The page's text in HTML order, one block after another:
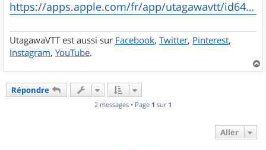
a
g
https://apps.apple.com/fr/app/utagawavtt/id6465696107
UtagawaVTT est aussi sur Facebook, Twitter, Pinterest,
Instagram, YouTube.
a
Répondre
2 messages • Page 1 sur 1
Aller